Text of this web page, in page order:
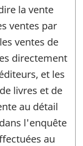
la vente
ventes par
ventes de
directement
et les
livres et de
au détail
l'enquête
au